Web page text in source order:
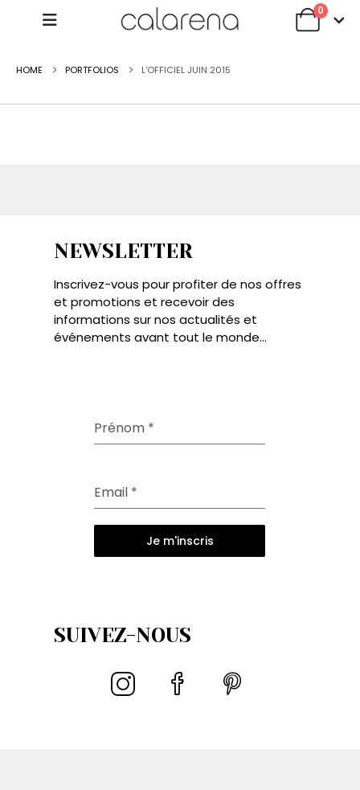
0
HOME PORTFOLIOS L’OFFICIEL JUIN 2015
NEWSLETTER
Inscrivez-vous pour profiter de nos offres
et promotions et recevoir des
informations sur nos actualités et
événements avant tout le monde...
Prénom *
Email *
Je m'inscris
SUIVEZ-NOUS